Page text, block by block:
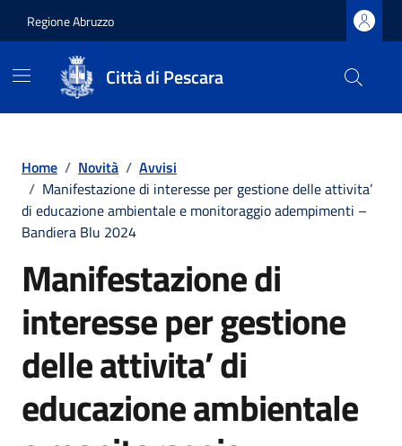
Regione Abruzzo
Città di Pescara
Home / Novità / Avvisi
/ Manifestazione di interesse per gestione delle attivita’
di educazione ambientale e monitoraggio adempimenti –
Bandiera Blu 2024
Manifestazione di
interesse per gestione
delle attivita’ di
educazione ambientale